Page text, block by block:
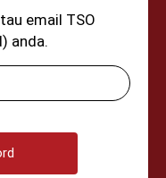
email TSO
anda.